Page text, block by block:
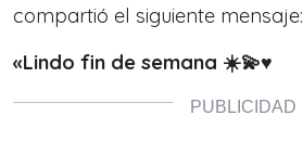
compartió el siguiente mensaje:
«Lindo fin de semana ☀️💫♥️